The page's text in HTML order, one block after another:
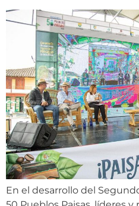
En el desarrollo del